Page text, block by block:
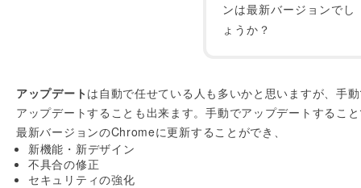
ンは最新バージョンでし
ょうか？
アップデートは自動で任せている人も多いかと思いますが、手
アップデートすることも出来ます。手動でアップデートするこ
最新バージョンのChromeに更新することができ、
新機能・新デザイン
不具合の修正
セキュリティの強化